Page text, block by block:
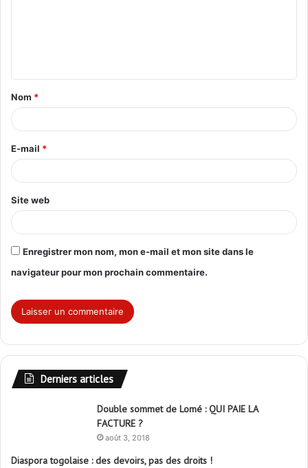
t
a
e
*
Nom *
E-mail *
Site web
Enregistrer mon nom, mon e-mail et mon site dans le
navigateur pour mon prochain commentaire.
Derniers articles
Double sommet de Lomé : QUI PAIE LA
FACTURE ?
août 3, 2018
Diaspora togolaise : des devoirs, pas des droits !